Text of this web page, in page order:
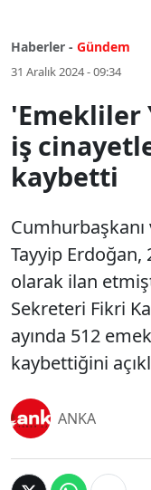
Haberler - Gündem
31 Aralık 2024 - 09:34
'Emekliler
iş
kaybetti
Cumhurbaşkanı
Tayyip Erdoğan,
olarak ilan
Sekreteri Fikri
ayında 512
kaybettiğini
ANKA